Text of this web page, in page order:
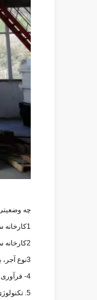
چه وضعیتی
1کارخانه ساخت آجر خاکستری کاملا اتوماتیک در بنگلادش / هند / آفریقا
2کارخانه ساخت آجر بزرگ
3نوع آجر، بلوک هاي بزرگ و سوراخ شده است.
4- فرآوری خشک کردن آجر برای استفاده از اتاق خشک کن تونل
5. تکنولوژي سوزاني آجر براي استفاده از اجاق تونل آجر خاکستري